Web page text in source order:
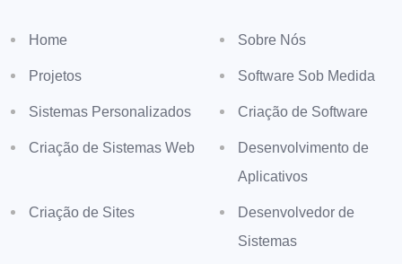
Home Sobre Nós
Projetos Software Sob Medida
Sistemas Personalizados Criação de Software
Criação de Sistemas Web
Desenvolvimento de
Aplicativos
Criação de Sites
Desenvolvedor de
Sistemas